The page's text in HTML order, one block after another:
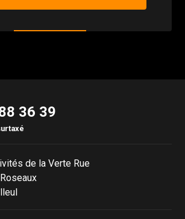
36 39
de la Verte Rue